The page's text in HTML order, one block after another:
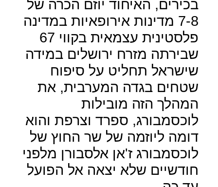
בכירים, האיחוד יוזם הכרה של
7-8 מדינות אירופאיות במדינה
פלסטינית עצמאית בקווי 67
שבירתה מזרח ירושלים במידה
שישראל תחליט על סיפוח
שטחים בגדה המערבית, את
המהלך הזה מובילות
לוכסמבורג, ספרד וצרפת והוא
דומה ליוזמה של שר החוץ של
לוכסמבורג ז'אן אלסבורן מלפני
חודשיים שלא יצאה אל הפועל